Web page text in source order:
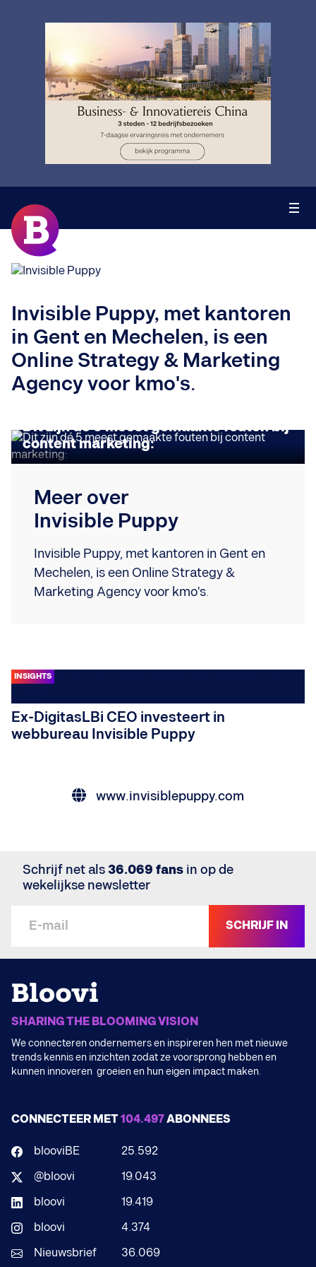
Invisible Puppy, met kantoren
in Gent en Mechelen, is een
Online Strategy & Marketing
Agency voor kmo's.
Dit zijn dé 5 meest gemaakte fouten bij
content marketing:
Meer over
Invisible Puppy
Invisible Puppy, met kantoren in Gent en
Mechelen, is een Online Strategy &
Marketing Agency voor kmo's.
INSIGHTS
Ex-DigitasLBi CEO investeert in
webbureau Invisible Puppy
www.invisiblepuppy.com
Schrijf net als36.069 fans in op de
wekelijkse newsletter
SCHRIJF IN
SHARING THE BLOOMING VISION
We connecteren ondernemers en inspireren hen met nieuwe
trends kennis en inzichten zodat ze voorsprong hebben en
kunnen innoveren groeien en hun eigen impact maken.
CONNECTEER MET104.497ABONNEES
blooviBE
25.592
@bloovi
19.043
bloovi
19.419
bloovi
4.374
Nieuwsbrief
36.069